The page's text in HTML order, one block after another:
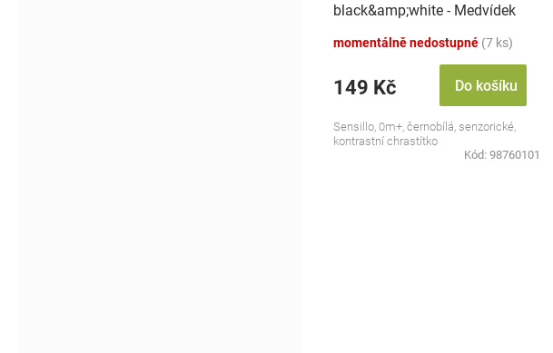
black&amp;white - Medvídek
momentálně nedostupné (7 ks)
149 Kč Do košíku
Sensillo, 0m+, černobílá, senzorické,
kontrastní chrastítko
Kód: 98760101